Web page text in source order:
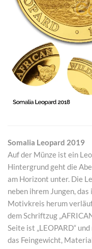
Somalia Leopard 2019
Auf der Münze ist ein
Hintergrund geht die
am Horizont unter. Die
neben ihrem Jungen,
Motivkreis herum
dem Schriftzug
Seite ist „LEOPARD“
das Feingewicht,